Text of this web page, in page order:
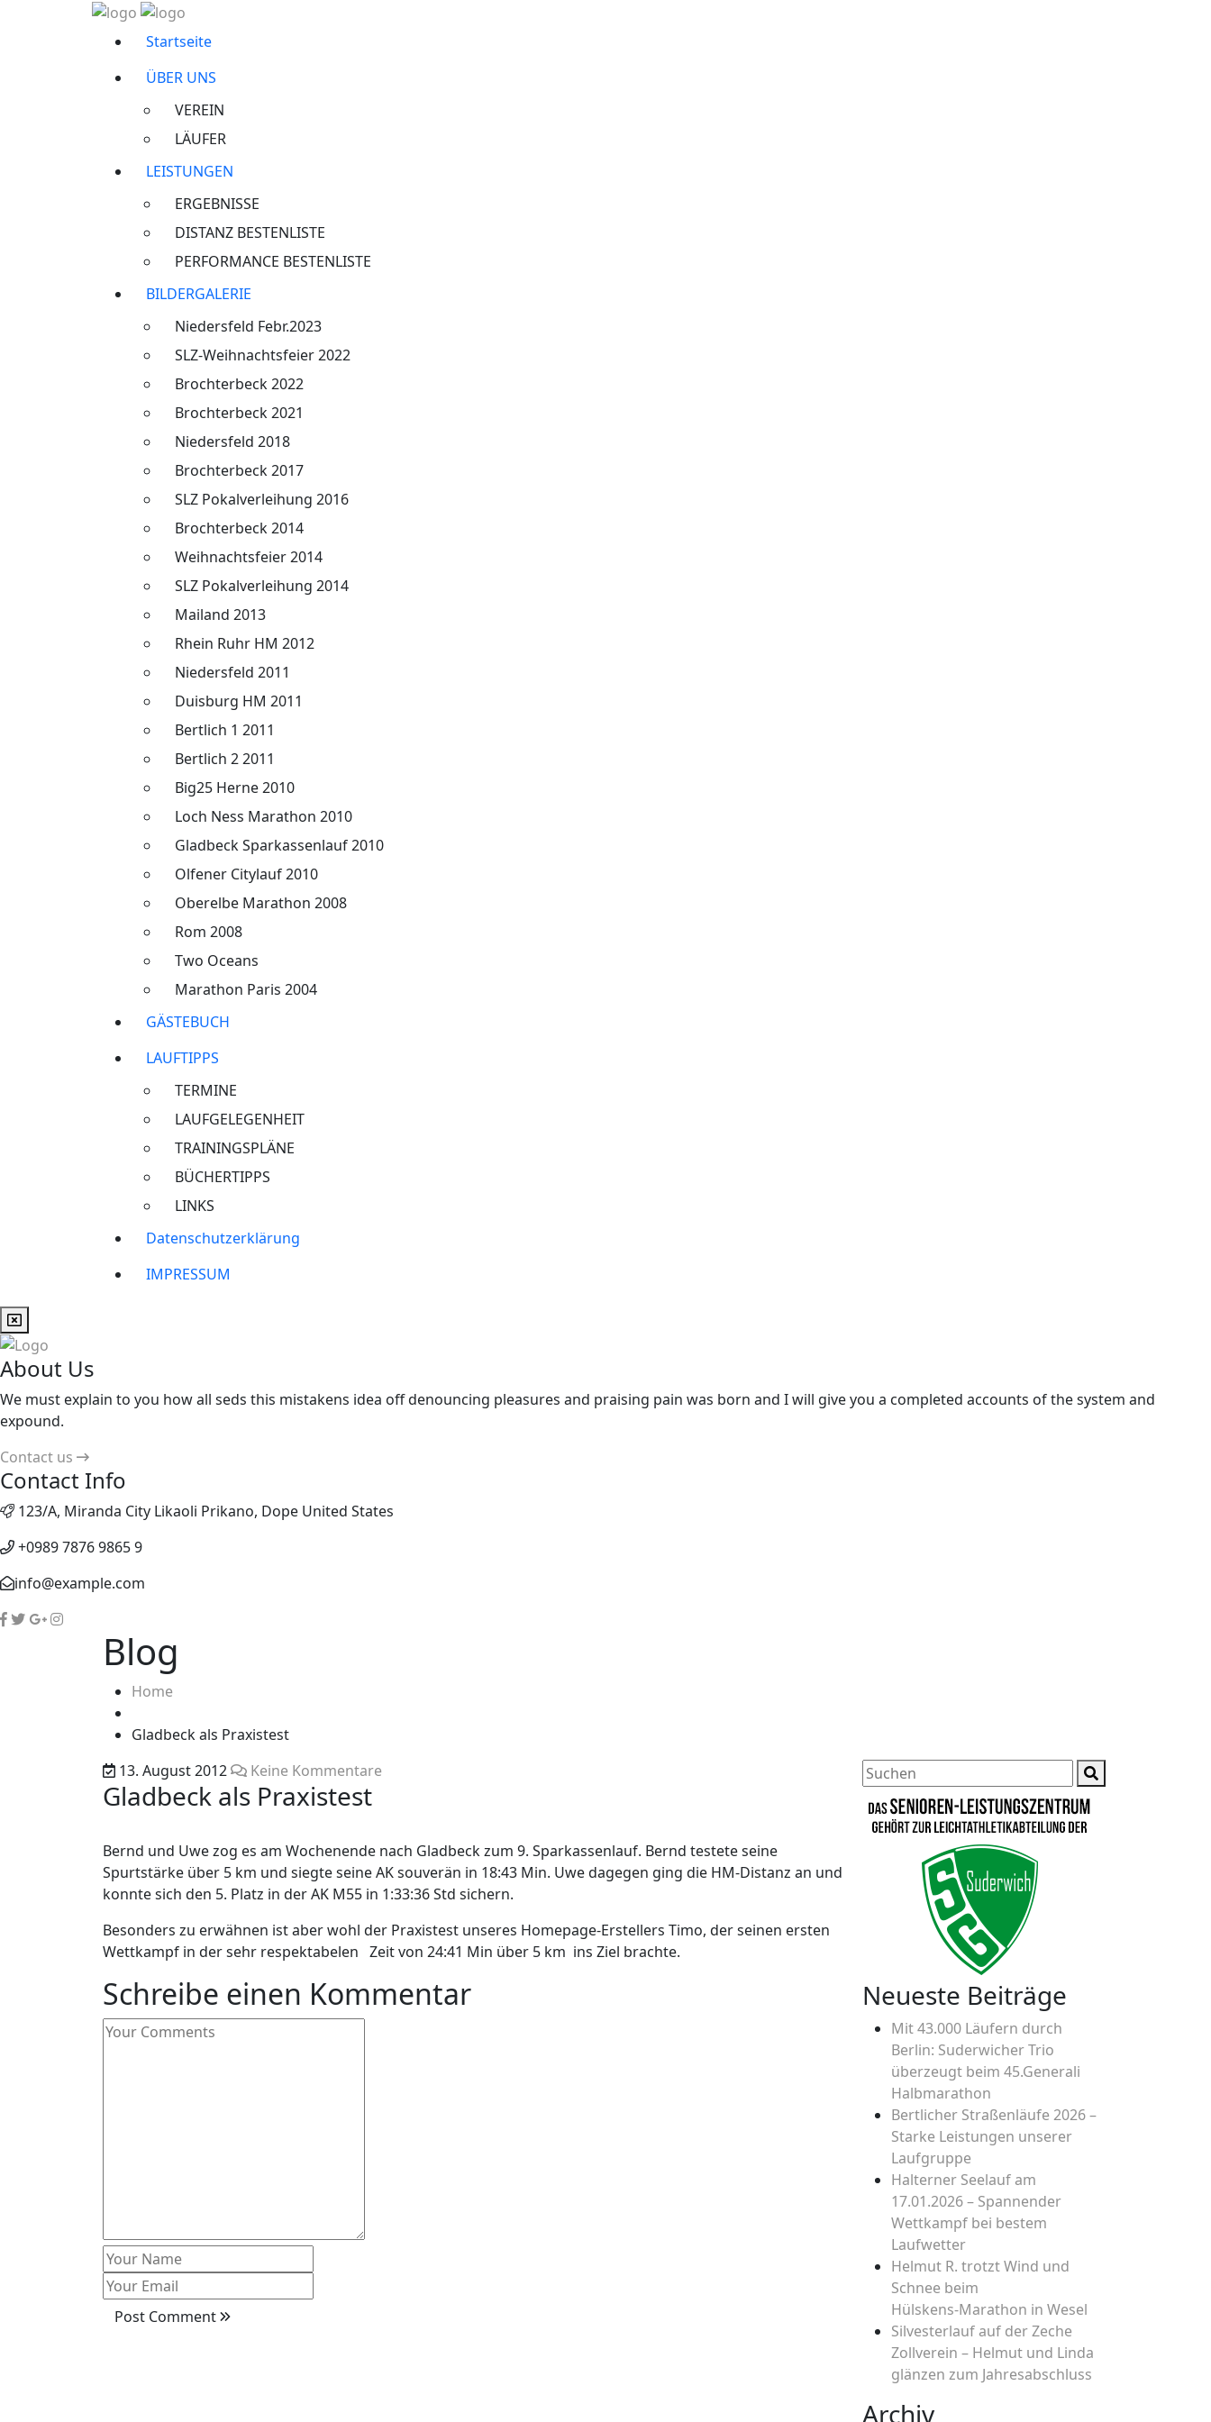
Startseite
ÜBER UNS
VEREIN
LÄUFER
LEISTUNGEN
ERGEBNISSE
DISTANZ BESTENLISTE
PERFORMANCE BESTENLISTE
BILDERGALERIE
Niedersfeld Febr.2023
SLZ-Weihnachtsfeier 2022
Brochterbeck 2022
Brochterbeck 2021
Niedersfeld 2018
Brochterbeck 2017
SLZ Pokalverleihung 2016
Brochterbeck 2014
Weihnachtsfeier 2014
SLZ Pokalverleihung 2014
Mailand 2013
Rhein Ruhr HM 2012
Niedersfeld 2011
Duisburg HM 2011
Bertlich 1 2011
Bertlich 2 2011
Big25 Herne 2010
Loch Ness Marathon 2010
Gladbeck Sparkassenlauf 2010
Olfener Citylauf 2010
Oberelbe Marathon 2008
Rom 2008
Two Oceans
Marathon Paris 2004
GÄSTEBUCH
LAUFTIPPS
TERMINE
LAUFGELEGENHEIT
TRAININGSPLÄNE
BÜCHERTIPPS
LINKS
Datenschutzerklärung
IMPRESSUM
About Us
We must explain to you how all seds this mistakens idea off denouncing pleasures and praising pain was born and I will give you a completed accounts of the system and
expound.
Contact us
Contact Info
123/A, Miranda City Likaoli Prikano, Dope United States
+0989 7876 9865 9
info@example.com
Blog
Home
Gladbeck als Praxistest
13. August 2012
Keine Kommentare
Gladbeck als Praxistest
Bernd und Uwe zog es am Wochenende nach Gladbeck zum 9. Sparkassenlauf. Bernd testete seine
Spurtstärke über 5 km und siegte seine AK souverän in 18:43 Min. Uwe dagegen ging die HM-Distanz an und
konnte sich den 5. Platz in der AK M55 in 1:33:36 Std sichern.
Besonders zu erwähnen ist aber wohl der Praxistest unseres Homepage-Erstellers Timo, der seinen ersten
Wettkampf in der sehr respektabelen Zeit von 24:41 Min über 5 km ins Ziel brachte.
Schreibe einen Kommentar
Post Comment
Neueste Beiträge
Mit 43.000 Läufern durch
Berlin: Suderwicher Trio
überzeugt beim 45.Generali
Halbmarathon
Bertlicher Straßenläufe 2026 –
Starke Leistungen unserer
Laufgruppe
Halterner Seelauf am
17.01.2026 – Spannender
Wettkampf bei bestem
Laufwetter
Helmut R. trotzt Wind und
Schnee beim
Hülskens‑Marathon in Wesel
Silvesterlauf auf der Zeche
Zollverein – Helmut und Linda
glänzen zum Jahresabschluss
Archiv